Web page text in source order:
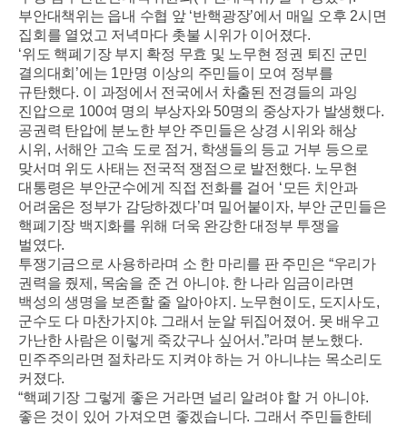
부안대책위는 읍내 수협 앞 ‘반핵광장’에서 매일 오후 2시면
집회를 열었고 저녁마다 촛불 시위가 이어졌다.
‘위도 핵폐기장 부지 확정 무효 및 노무현 정권 퇴진 군민
결의대회 ’에는 1만명 이상의 주민들이 모여 정부를
규탄했다. 이 과정에서 전국에서 차출된 전경들의 과잉
진압으로 100여 명의 부상자와 50명의 중상자가 발생했다.
공권력 탄압에 분노한 부안 주민들은 상경 시위와 해상
시위 , 서해안 고속 도로 점거 , 학생들의 등교 거부 등으로
맞서며 위도 사태는 전국적 쟁점으로 발전했다. 노무현
대통령은 부안군수에게 직접 전화를 걸어 ‘ 모든 치안과
어려움은 정부가 감당하겠다’며 밀어붙이자, 부안 군민들은
핵폐기장 백지화를 위해 더욱 완강한 대정부 투쟁을
벌였다.
투쟁기금으로 사용하라며 소 한 마리를 판 주민은 “우리가
권력을 줬제 , 목숨을 준 건 아니야. 한 나라 임금이라면
백성의 생명을 보존할 줄 알아야지 . 노무현이도, 도지사도,
군수도 다 마찬가지야. 그래서 눈알 뒤집어졌어 . 못 배우고
가난한 사람은 이렇게 죽갔구나 싶어서 .”라며 분노했다.
민주주의라면 절차라도 지켜야 하는 거 아니냐는 목소리도
커졌다.
“핵폐기장 그렇게 좋은 거라면 널리 알려야 할 거 아니야.
좋은 것이 있어 가져오면 좋겠습니다. 그래서 주민들한테